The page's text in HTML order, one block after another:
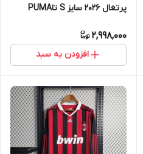
پرتغال 2026 سایز S تاPUMA
2,998,000
افزودن به سبد